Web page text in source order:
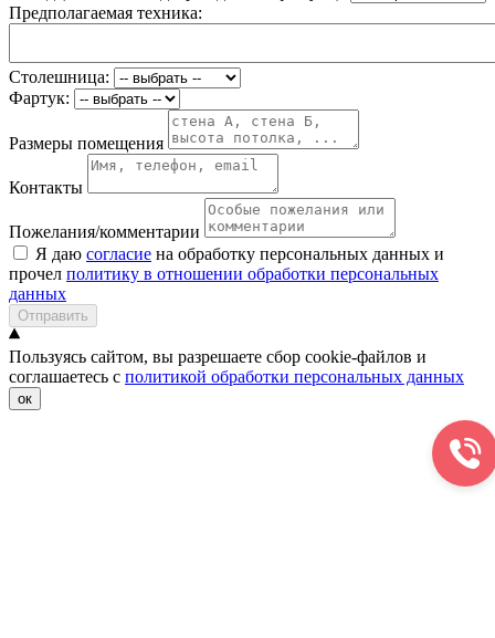
Предполагаемая техника:
Столешница:
Фартук:
Размеры помещения
Контакты
Пожелания/комментарии
Я даю согласие на обработку персональных данных и
прочел политику в отношении обработки персональных
данных
Отправить
Пользуясь сайтом, вы разрешаете сбор cookie-файлов и
соглашаетесь с политикой обработки персональных данных
ок